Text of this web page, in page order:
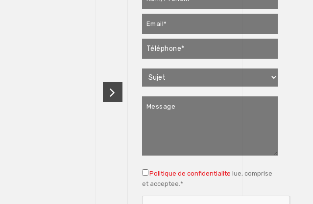
Politique de confidentialite lue, comprise
et acceptee.*